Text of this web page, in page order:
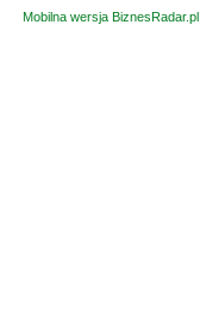
Mobilna wersja BiznesRadar.pl